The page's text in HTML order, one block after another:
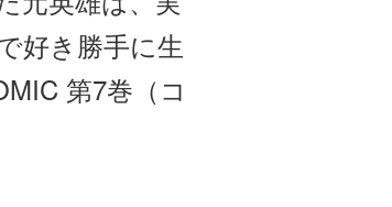
好き勝手に生
第7巻（コ